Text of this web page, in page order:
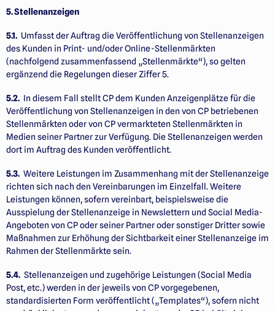
5. Stellenanzeigen
5.1. Umfasst der Auftrag die Veröffentlichung von Stellenanzeigen
des Kunden in Print- und/oder Online-Stellenmärkten
(nachfolgend zusammenfassend „Stellenmärkte“), so gelten
ergänzend die Regelungen dieser Ziffer 5.
5.2. In diesem Fall stellt CP dem Kunden Anzeigenplätze für die
Veröffentlichung von Stellenanzeigen in den von CP betriebenen
Stellenmärkten oder von CP vermarkteten Stellenmärkten in
Medien seiner Partner zur Verfügung. Die Stellenanzeigen werden
dort im Auftrag des Kunden veröffentlicht.
5.3. Weitere Leistungen im Zusammenhang mit der Stellenanzeige
richten sich nach den Vereinbarungen im Einzelfall. Weitere
Leistungen können, sofern vereinbart, beispielsweise die
Ausspielung der Stellen­anzeige in Newslettern und Social Media-
Angeboten von CP oder seiner Partner oder sonstiger Dritter sowie
Maßnahmen zur Erhöhung der Sichtbarkeit einer Stellenanzeige im
Rahmen der Stellenmärkte sein.
5.4. Stellenanzeigen und zugehörige Leistungen (Social Media
Post, etc.) werden in der jeweils von CP vorgegebenen,
standardisierten Form veröffentlicht („Templates“), sofern nicht